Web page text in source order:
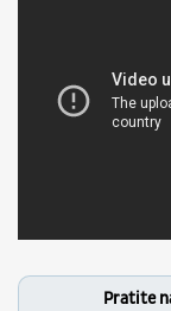
Pratite